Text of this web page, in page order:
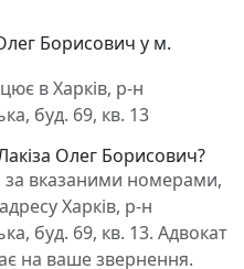
Борисович у м.
в Харків, р-н
буд. 69, кв. 13
Олег Борисович?
вказаними номерами,
Харків, р-н
буд. 69, кв. 13. Адвокат
на ваше звернення.